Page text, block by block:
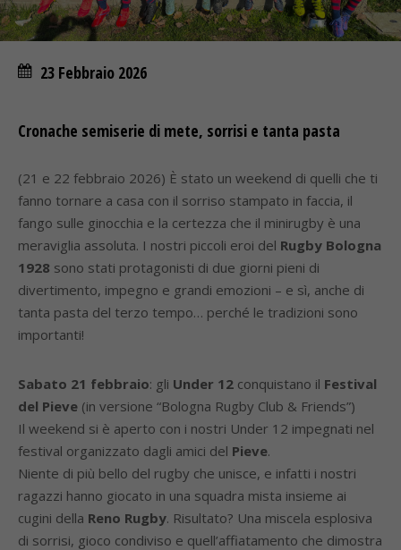
23 Febbraio 2026
Cronache semiserie di mete, sorrisi e tanta pasta
(21 e 22 febbraio 2026) È stato un weekend di quelli che ti
fanno tornare a casa con il sorriso stampato in faccia, il
fango sulle ginocchia e la certezza che il minirugby è una
meraviglia assoluta. I nostri piccoli eroi del Rugby Bologna
1928 sono stati protagonisti di due giorni pieni di
divertimento, impegno e grandi emozioni – e sì, anche di
tanta pasta del terzo tempo… perché le tradizioni sono
importanti!
Sabato 21 febbraio: gli Under 12 conquistano il Festival
del Pieve (in versione “Bologna Rugby Club & Friends”)
Il weekend si è aperto con i nostri Under 12 impegnati nel
festival organizzato dagli amici del Pieve.
Niente di più bello del rugby che unisce, e infatti i nostri
ragazzi hanno giocato in una squadra mista insieme ai
cugini della Reno Rugby. Risultato? Una miscela esplosiva
di sorrisi, gioco condiviso e quell’affiatamento che dimostra